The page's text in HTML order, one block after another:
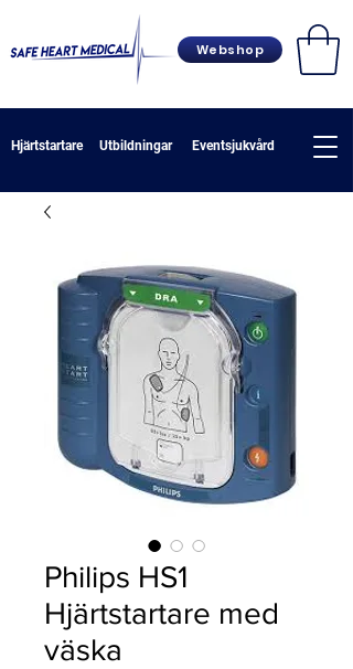
Hjärtstartare Utbildningar Eventsjukvård
Webshop
Philips HS1
Hjärtstartare med
väska